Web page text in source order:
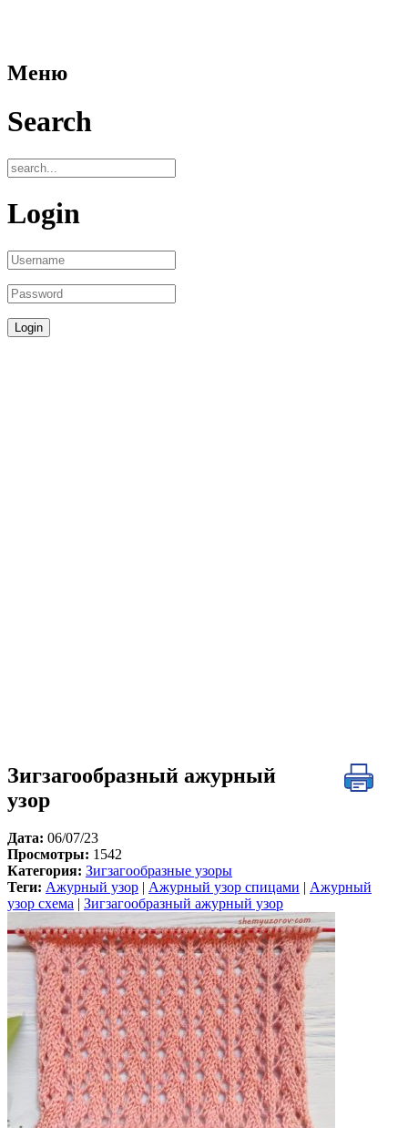
Меню
Search
Login
Зигзагообразный ажурный
узор
Дата: 06/07/23
Просмотры: 1542
Категория: Зигзагообразные узоры
Теги: Ажурный узор Ажурный узор спицами
Ажурный
узор схема
Зигзагообразный ажурный узор